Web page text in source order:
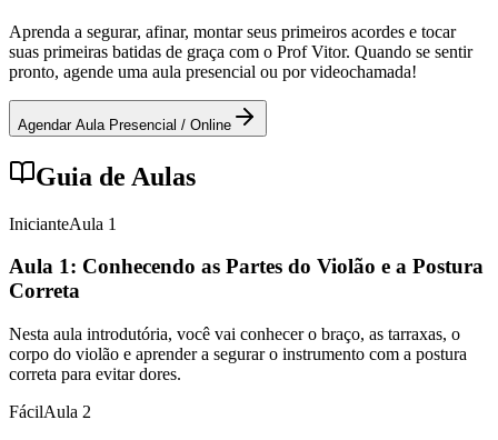
Aprenda a segurar, afinar, montar seus primeiros acordes e tocar
suas primeiras batidas de graça com o Prof Vitor. Quando se sentir
pronto, agende uma aula presencial ou por videochamada!
Agendar Aula Presencial / Online
Guia de Aulas
InicianteAula 1
Aula 1: Conhecendo as Partes do Violão e a Postura
Correta
Nesta aula introdutória, você vai conhecer o braço, as tarraxas, o
corpo do violão e aprender a segurar o instrumento com a postura
correta para evitar dores.
FácilAula 2